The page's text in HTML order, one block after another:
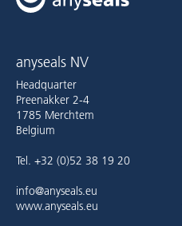
anyseals NV
Headquarter
Preenakker 2-4
1785 Merchtem
Belgium
Tel. +32 (0)52 38 19 20
info@anyseals.eu
www.anyseals.eu